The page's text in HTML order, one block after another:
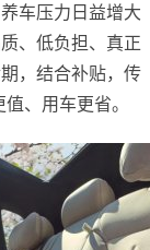
车压力日益增大
、低负担、真正
，结合补贴，传
、用车更省。